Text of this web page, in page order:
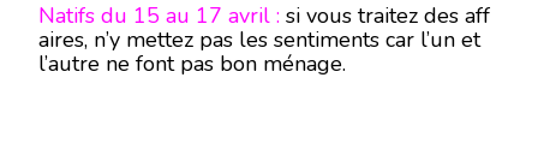
Natifs du 15 au 17 avril : si vous traitez des aff
aires, n’y mettez pas les sentiments car l’un et
l’autre ne font pas bon ménage.